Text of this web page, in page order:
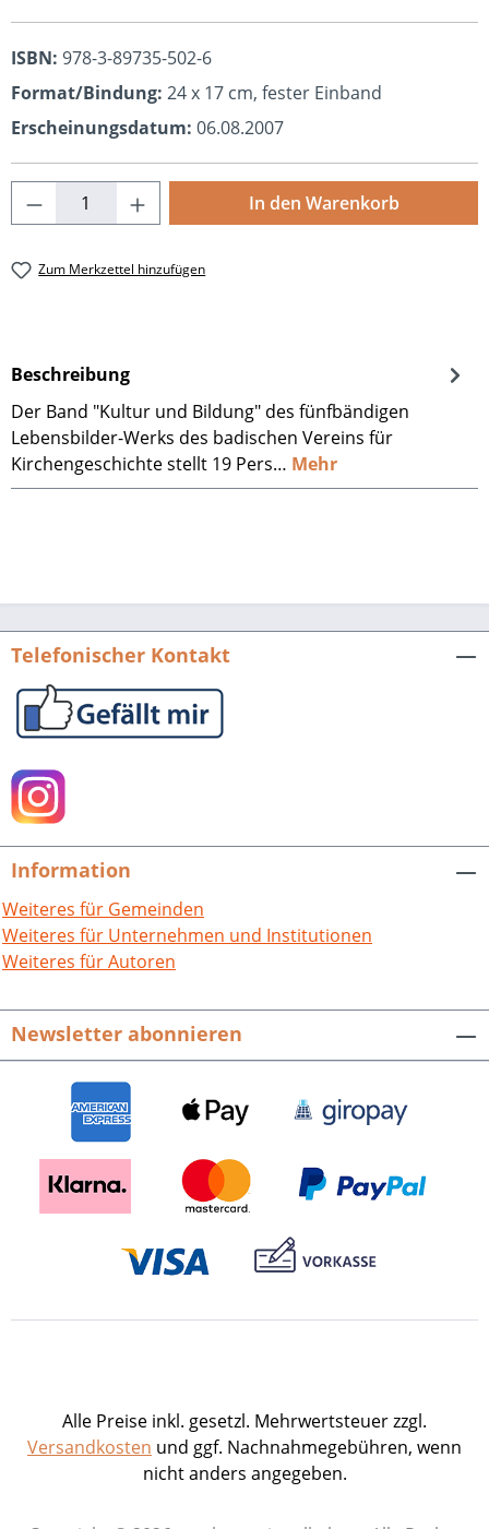
ISBN: 978-3-89735-502-6
Format/Bindung: 24 x 17 cm, fester Einband
Erscheinungsdatum: 06.08.2007
Produkt Anzahl: Gib den gewünschten
In den Warenkorb
Zum Merkzettel hinzufügen
Beschreibung
Der Band "Kultur und Bildung" des fünfbändigen
Lebensbilder-Werks des badischen Vereins für
Kirchengeschichte stellt 19 Pers… Mehr
Telefonischer Kontakt
Information
Weiteres für Gemeinden
Weiteres für Unternehmen und Institutionen
Weiteres für Autoren
Newsletter abonnieren
Alle Preise inkl. gesetzl. Mehrwertsteuer zzgl.
Versandkosten und ggf. Nachnahmegebühren, wenn
nicht anders angegeben.